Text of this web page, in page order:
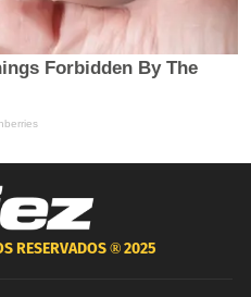
RESERVADOS ®2025